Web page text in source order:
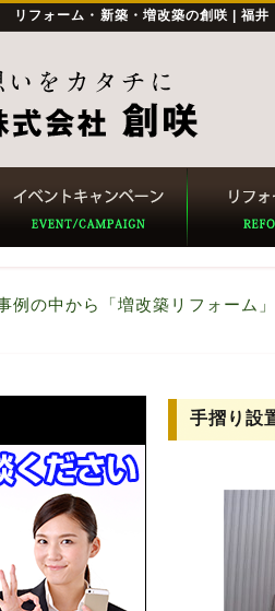
リフォーム・新築・増改築の創咲 | 福
例の中から「増改築リフォーム
手摺り設